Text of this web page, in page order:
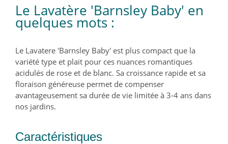
Le Lavatère 'Barnsley Baby' en
quelques mots :
Le Lavatere 'Barnsley Baby' est plus compact que la
variété type et plait pour ces nuances romantiques
acidulés de rose et de blanc. Sa croissance rapide et sa
floraison généreuse permet de compenser
avantageusement sa durée de vie limitée à 3-4 ans dans
nos jardins.
Caractéristiques